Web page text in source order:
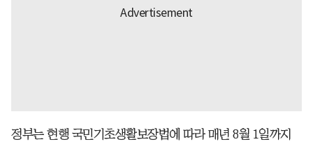
정부는 현행 국민기초생활보장법에 따라 매년 8월 1일까지